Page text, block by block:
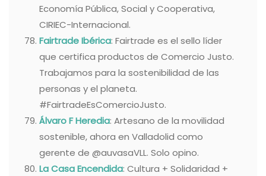
Economía Pública, Social y Cooperativa,
CIRIEC-Internacional.
Fairtrade Ibérica: Fairtrade es el sello líder
que certifica productos de Comercio Justo.
Trabajamos para la sostenibilidad de las
personas y el planeta.
#FairtradeEsComercioJusto.
Álvaro F Heredia: Artesano de la movilidad
sostenible, ahora en Valladolid como
gerente de @auvasaVLL. Solo opino.
La Casa Encendida: Cultura + Solidaridad +